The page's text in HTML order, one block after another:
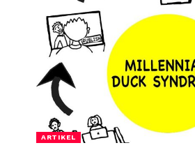
ARTIKEL